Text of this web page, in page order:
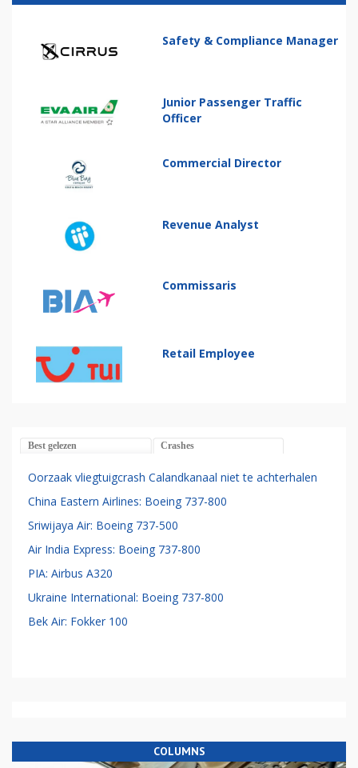
Safety & Compliance Manager
Junior Passenger Traffic
Officer
Commercial Director
Revenue Analyst
Commissaris
Retail Employee
Best gelezen Crashes
Oorzaak vliegtuigcrash Calandkanaal niet te achterhalen
China Eastern Airlines: Boeing 737-800
Sriwijaya Air: Boeing 737-500
Air India Express: Boeing 737-800
PIA: Airbus A320
Ukraine International: Boeing 737-800
Bek Air: Fokker 100
COLUMNS